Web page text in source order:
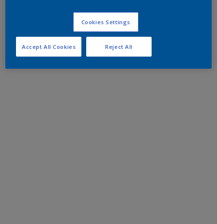
Cookies Settings
Reject All
Accept All Cookies